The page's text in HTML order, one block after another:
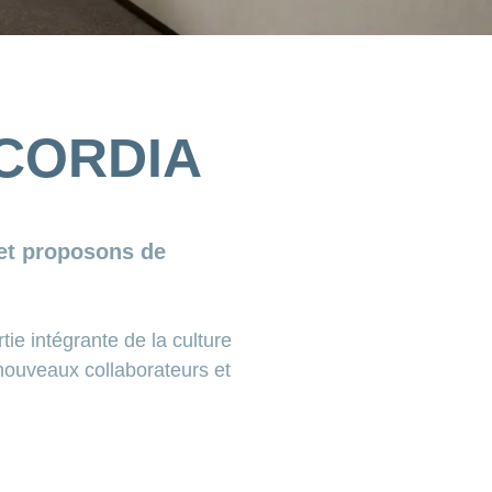
proposons de
intégrante de la culture
collaborateurs et